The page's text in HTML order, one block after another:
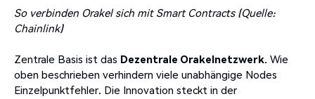
So verbinden Orakel sich mit Smart Contracts (Quelle:
Chainlink)
Zentrale Basis ist das Dezentrale Orakelnetzwerk. Wie
oben beschrieben verhindern viele unabhängige Nodes
Einzelpunktfehler. Die Innovation steckt in der